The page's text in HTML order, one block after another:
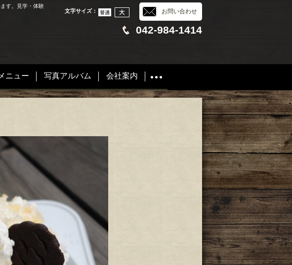
す。見学・体験
お問い合わせ
文字サイズ：
042-984-1414
ニュー 写真アルバム 会社案内